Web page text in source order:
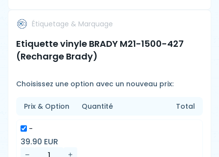
Étiquetage & Marquage
Etiquette vinyle BRADY M21-1500-427
(Recharge Brady)
Choisissez une option avec un nouveau prix:
Prix & Option Quantité Total
-
39.90 EUR